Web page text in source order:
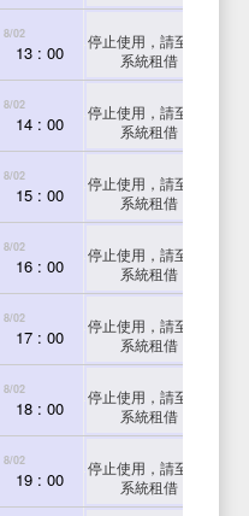
8/02
13 : 00
停止使用，請至2.0
系統租借
8/02
14 : 00
停止使用，請至2.0
系統租借
8/02
15 : 00
停止使用，請至2.0
系統租借
8/02
16 : 00
停止使用，請至2.0
系統租借
8/02
17 : 00
停止使用，請至2.0
系統租借
8/02
18 : 00
停止使用，請至2.0
系統租借
8/02
19 : 00
停止使用，請至2.0
系統租借